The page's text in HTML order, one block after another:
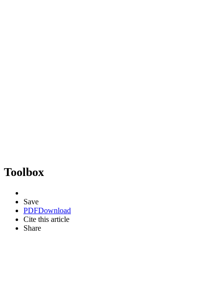
Toolbox
Save
PDFDownload
Cite this article
Share